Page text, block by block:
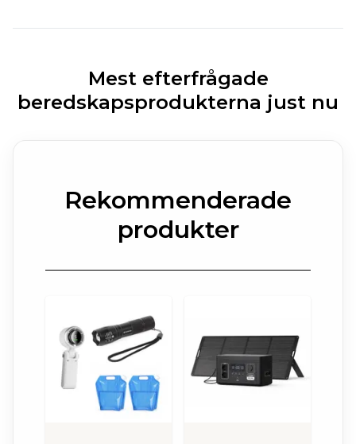
Mest efterfrågade
beredskapsprodukterna just nu
Rekommenderade
produkter